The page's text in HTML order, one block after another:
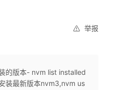
举报
的版本- nvm list installed
装最新版本nvm3,nvm us